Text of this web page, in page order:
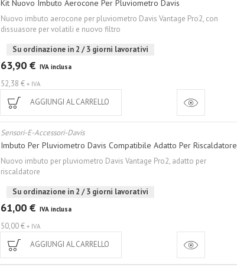
Kit Nuovo Imbuto Aerocone Per Pluviometro Davis
Nuovo imbuto aerocone per pluviometro Davis Vantage Pro2, con
dissuasore per volatili e nuovo filtro
Su ordinazione in 2 / 3 giorni lavorativi
63,90 € IVA inclusa
52,38 €+ IVA
AGGIUNGI AL CARRELLO
Sensori-E-Accessori-Davis
Imbuto Per Pluviometro Davis Compatibile Adatto Per Riscaldatore
Nuovo imbuto per pluviometro Davis Vantage Pro2, adatto per
riscaldatore
Su ordinazione in 2 / 3 giorni lavorativi
61,00 € IVA inclusa
50,00 €+ IVA
AGGIUNGI AL CARRELLO